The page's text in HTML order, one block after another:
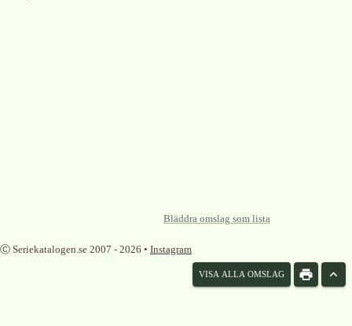
VISA ALLA OMSLAG
Bläddra omslag som lista
Ⓒ Seriekatalogen.se 2007 - 2026 • Instagram